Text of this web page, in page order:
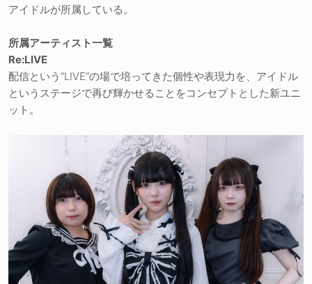
アイドルが所属している。
所属アーティスト一覧
Re:LIVE
配信という“LIVE”の場で培ってきた個性や表現力を、アイドル
というステージで再び輝かせることをコンセプトとした新ユニ
ット。